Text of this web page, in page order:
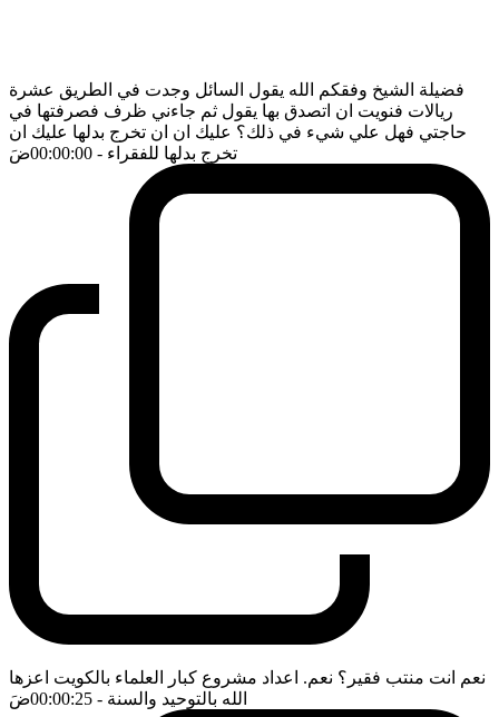
فضيلة الشيخ وفقكم الله يقول السائل وجدت في الطريق عشرة
ريالات فنويت ان اتصدق بها يقول ثم جاءني ظرف فصرفتها في
حاجتي فهل علي شيء في ذلك؟ عليك ان ان تخرج بدلها عليك ان
تخرج بدلها للفقراء - 00:00:00 ضَ
نعم انت منتب فقير؟ نعم. اعداد مشروع كبار العلماء بالكويت اعزها
الله بالتوحيد والسنة - 00:00:25 ضَ